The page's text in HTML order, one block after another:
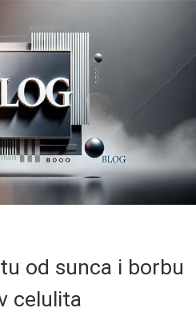
od sunca i borbu
celulita